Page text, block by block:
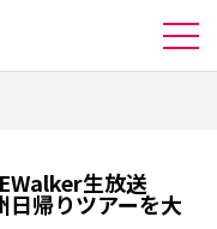
生放送
日帰りツアーを大